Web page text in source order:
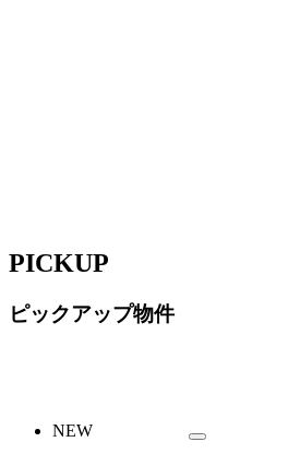
PICKUP
ピックアップ物件
NEW